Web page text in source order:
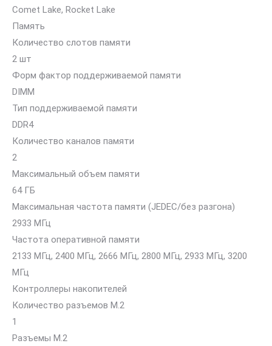
Comet Lake, Rocket Lake
Память
Количество слотов памяти
2 шт
Форм фактор поддерживаемой памяти
DIMM
Тип поддерживаемой памяти
DDR4
Количество каналов памяти
2
Максимальный объем памяти
64 ГБ
Максимальная частота памяти (JEDEC/без разгона)
2933 МГц
Частота оперативной памяти
2133 МГц, 2400 МГц, 2666 МГц, 2800 МГц, 2933 МГц, 3200
МГц
Контроллеры накопителей
Количество разъемов M.2
1
Разъемы M.2